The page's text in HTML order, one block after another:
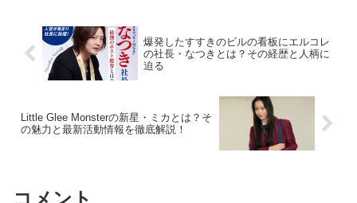
爆発したすすきのビルの看板にエルコレ
の社長・なつきとは？その経歴と人柄に
迫る
Little Glee Monsterの新星・ミカとは？そ
の魅力と最新活動情報を徹底解説！
コメント